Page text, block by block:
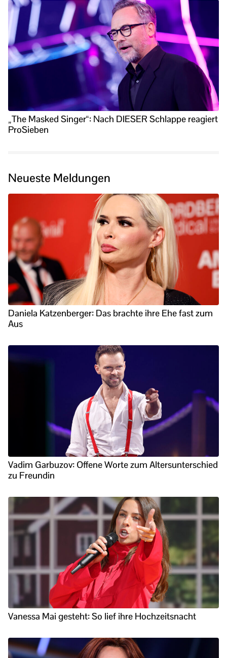
„The Masked Singer“: Nach DIESER Schlappe reagiert
ProSieben
Neueste Meldungen
Daniela Katzenberger: Das brachte ihre Ehe fast zum
Aus
Vadim Garbuzov: Offene Worte zum Altersunterschied
zu Freundin
Vanessa Mai gesteht: So lief ihre Hochzeitsnacht